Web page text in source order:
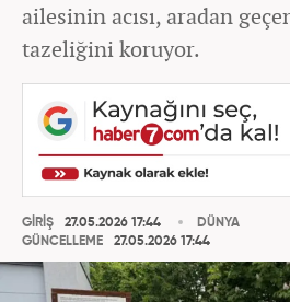
ailesinin acısı, aradan
tazeliğini koruyor.
GİRİŞ
27.05.2026 17:44
GÜNCELLEME
27.05.2026 17:44
DÜNYA